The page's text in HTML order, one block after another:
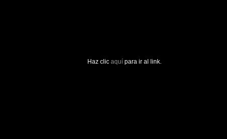
Haz clic aquí para ir al link.